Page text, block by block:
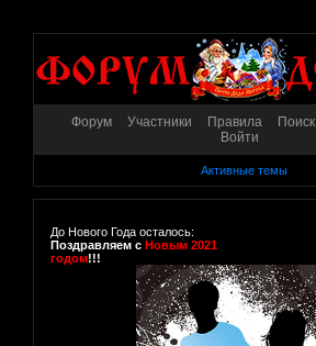
Форум Участники Правила Поиск
Войти
Активные темы
До Нового Года осталось:
Поздравляем с Новым 2021
годом!!!